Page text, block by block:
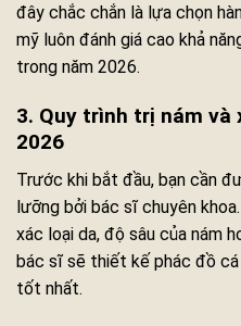
đây chắc chắn là lựa chọn
mỹ luôn đánh giá cao khả
trong năm 2026.
3. Quy trình trị nám và
2026
Trước khi bắt đầu, bạn cần
lưỡng bởi bác sĩ chuyên
xác loại da, độ sâu của nám
bác sĩ sẽ thiết kế phác đồ
tốt nhất.